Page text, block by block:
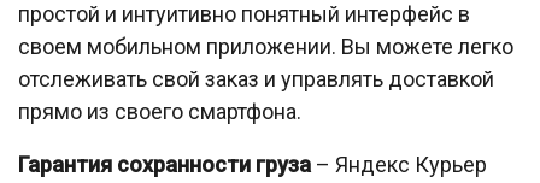
простой и интуитивно понятный интерфейс в
своем мобильном приложении. Вы можете легко
отслеживать свой заказ и управлять доставкой
прямо из своего смартфона.
Гарантия сохранности груза– Яндекс Курьер